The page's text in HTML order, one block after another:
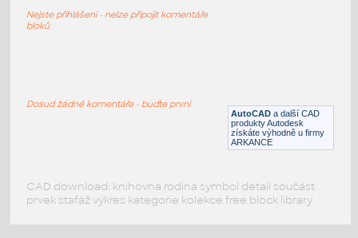
DWG Potrubí
DWG Potrubí
AutoCAD a další CAD
produkty Autodesk
získáte výhodně u firmy
ARKANCE
Nejste přihlášeni - nelze připojit komentáře
bloků
Dosud žádné komentáře - buďte první
CAD download: knihovna rodina symbol detail součást
prvek stafáž výkres kategorie kolekce free block library